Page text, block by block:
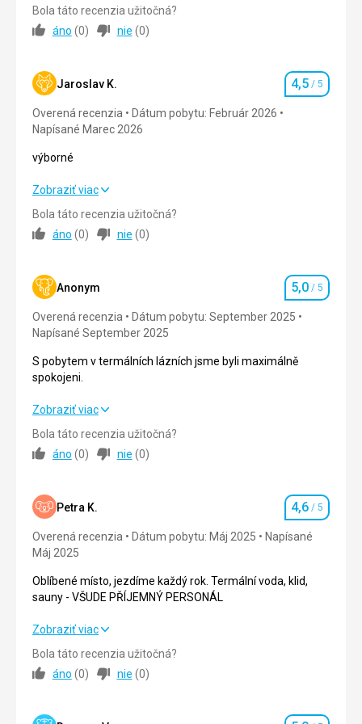
Táto recenzia bola preložená automaticky pomocou
Google Translate
Strava
Služby 5,0/ 5
Cena
Bola táto recenzia užitočná?
áno (0) nie (0)
Jaroslav K. Hodnotenie
4,5 / 5
Overená recenzia
Dátum pobytu: Február 2026
Napísané Marec 2026
výborné
výborné
Strava
Okolie 4,0/ 5
Služby 4,0
výborné
Ubytovanie
výborné
výborné
Google Translate
Zobraziť viac
Bola táto recenzia užitočná?
áno (0) nie (0)
Anonym Hodnotenie
5,0 / 5
Overená recenzia
Dátum pobytu: September 2025
Napísané September 2025
S pobytem v termálních lázních jsme byli maximálně
spokojeni.
S pobytem v termálních lázních jsme byli maximálně
Strava
Služby 5,0/ 5
Šport
Cena 5,0
Strava
Stravování rovněž na velmi dobré úrovni. Strava pestrá,
chutná.
Zobraziť viac
Bola táto recenzia užitočná?
áno (0) nie (0)
Petra K. Hodnotenie
4,6 / 5
Overená recenzia Dátum pobytu: Máj 2025
Napísané
Máj 2025
Oblíbené místo, jezdíme každý rok. Termální voda, klid,
sauny - VŠUDE PŘÍJEMNÝ PERSONÁL
Oblíbené místo, jezdíme každý rok. Termální voda, klid,
Strava
Zobraziť viac
Bola táto recenzia užitočná?
áno (0) nie (0)